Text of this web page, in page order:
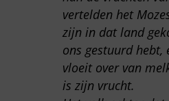
vertelden het
zijn in dat land
ons gestuurd hebt,
vloeit over van
is zijn vrucht.